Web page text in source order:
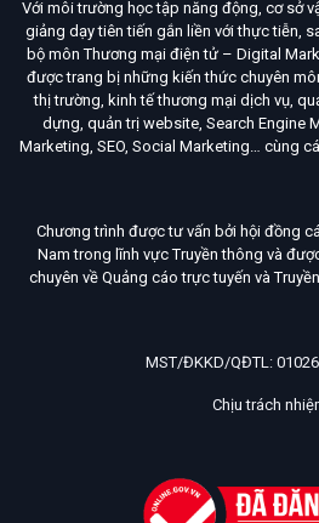
Với môi trường học tập năng động, cơ sở
giảng dạy tiên tiến gắn liền với thực tiễn,
bộ môn Thương mại điện tử – Digital
được trang bị những kiến thức chuyên
thị trường, kinh tế thương mại dịch vụ,
dựng, quản trị website, Search Engine
Marketing, SEO, Social Marketing… cùng
Chương trình được tư vấn bởi hội đồng
Nam trong lĩnh vực Truyền thông và
chuyên về Quảng cáo trực tuyến và
MST/ĐKKD/QĐTL:
Chịu trách